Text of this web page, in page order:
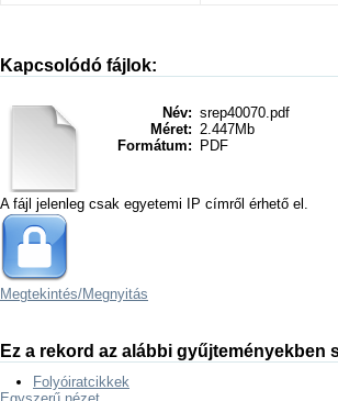
Kapcsolódó fájlok:
Név: srep40070.pdf
Méret: 2.447Mb
Formátum:
PDF
A fájl jelenleg csak egyetemi IP címről érhető el.
Megtekintés/Megnyitás
Ez a rekord az alábbi gyűjteményekben
Folyóiratcikkek